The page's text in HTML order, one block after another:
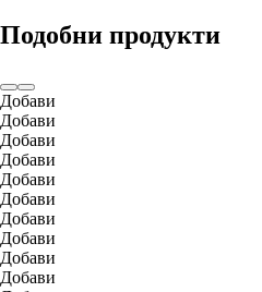
Подобни продукти
Добави
Добави
Добави
Добави
Добави
Добави
Добави
Добави
Добави
Добави